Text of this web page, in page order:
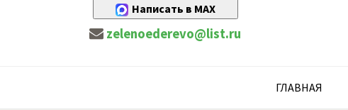
Написать в MAX
zelenoederevo@list.ru
ГЛАВНАЯ